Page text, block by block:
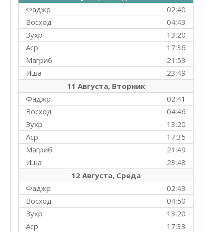
02:40
Фаджр
04:43
Восход
13:20
Зухр
17:36
Аср
21:53
Магриб
23:49
Иша
11 Августа, Вторник
02:41
Фаджр
04:46
Восход
13:20
Зухр
17:35
Аср
21:49
Магриб
23:48
Иша
12 Августа, Среда
02:43
Фаджр
04:50
Восход
13:20
Зухр
17:33
Аср